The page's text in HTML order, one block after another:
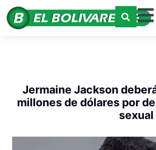
Jermaine Jackson
millones de dólares por
sexual